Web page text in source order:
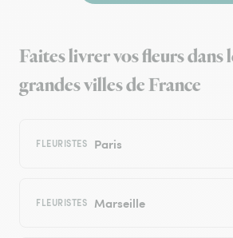
Faites livrer vos fleurs dans
grandes villes de France
FLEURISTES Paris
FLEURISTES Marseille